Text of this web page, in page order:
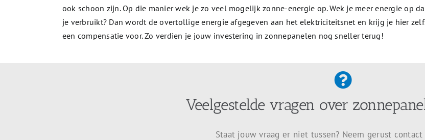
ook schoon zijn. Op die manier wek je zo veel mogelijk zonne-energie op. Wek je meer energie op
je verbruikt? Dan wordt de overtollige energie afgegeven aan het elektriciteitsnet en krijg je hier
een compensatie voor. Zo verdien je jouw investering in zonnepanelen nog sneller terug!
Veelgestelde vragen over
Staat jouw vraag er niet tussen? Neem gerust